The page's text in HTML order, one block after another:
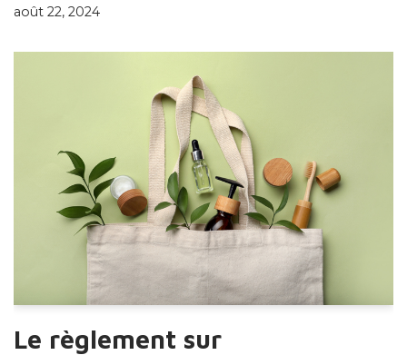
août 22, 2024
Le règlement sur